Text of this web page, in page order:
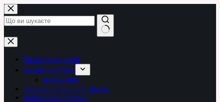
Перейти
до
вмісту
Немає
результатів
Delivery-payment
SmartFood New
КАТАЛОГ
Договір публічної оферти
История подписки